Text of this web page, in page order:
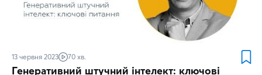
13 червня 2023 70 хв.
Генеративний штучний інтелект: ключові